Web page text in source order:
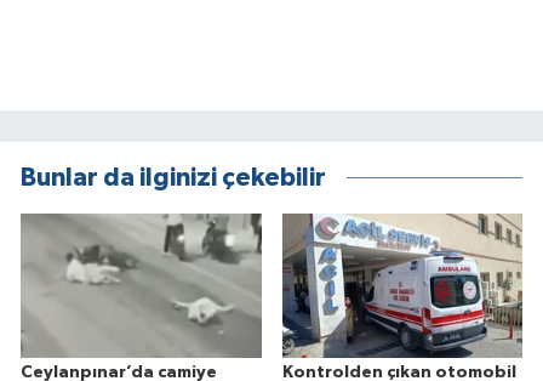
Bunlar da ilginizi çekebilir
Ceylanpınar’da camiye
Kontrolden çıkan otomobil